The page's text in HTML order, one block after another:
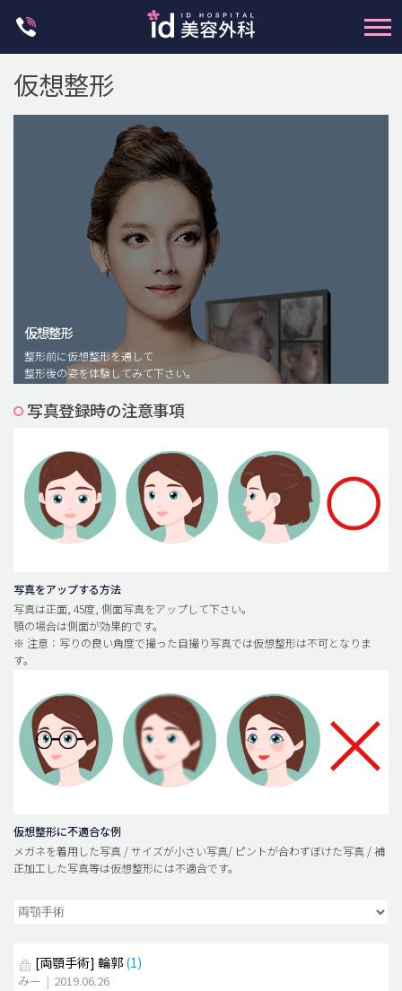
脂肪注入(アンチエイジング)
豊胸手術・バストアップ
プチ整形
メンズ整形
idリアルストーリー
idニュース
安全整形
料金一覧
ご相談のお問い合わせ
仮想整形
仮想整形
整形前に仮想整形を通して
整形後の姿を体験してみて下さい。
写真登録時の注意事項
写真をアップする方法
写真は正面, 45度, 側面写真をアップして下さい。
顎の場合は側面が効果的です。
※ 注意：写りの良い角度で撮った自撮り写真では仮想整形は不可となりま
す。
仮想整形に不適合な例
メガネを着用した写真 / サイズが小さい写真/ ピントが合わずぼけた写真 / 補
正加工した写真等は仮想整形には不適合です。
[両顎手術] 輪郭 (1)
みー | 2019.06.26